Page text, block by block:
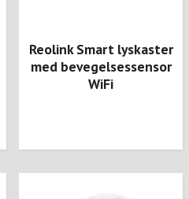
Reolink Smart lyskaster
med bevegelsessensor
WiFi